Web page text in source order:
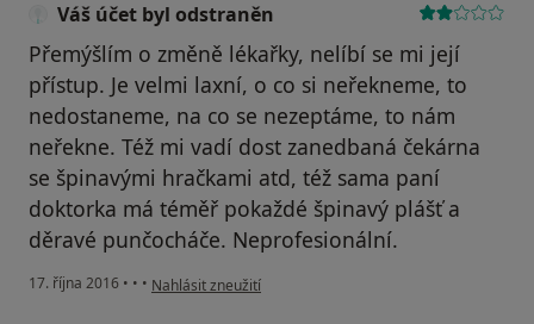
Váš účet byl odstraněn
Přemýšlím o změně lékařky, nelíbí se mi její
přístup. Je velmi laxní, o co si neřekneme, to
nedostaneme, na co se nezeptáme, to nám
neřekne. Též mi vadí dost zanedbaná čekárna
se špinavými hračkami atd, též sama paní
doktorka má téměř pokaždé špinavý plášť a
děravé punčocháče. Neprofesionální.
17. října 2016 • • • podle názoru uživatele Váš účet byl odstraněn
Nahlásit zneužití